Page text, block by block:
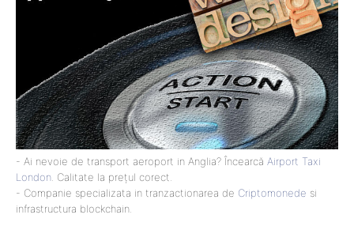
- Ai nevoie de transport aeroport in Anglia? Încearcă Airport Taxi
London . Calitate la prețul corect.
- Companie specializata in tranzactionarea de Criptomonede si
infrastructura blockchain.